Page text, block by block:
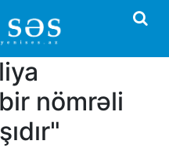
nömrəli